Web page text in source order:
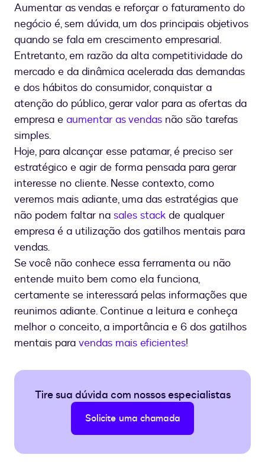
Aumentar as vendas e reforçar o faturamento do
negócio é, sem dúvida, um dos principais objetivos
quando se fala em crescimento empresarial.
Entretanto, em razão da alta competitividade do
mercado e da dinâmica acelerada das demandas
e dos hábitos do consumidor, conquistar a
atenção do público, gerar valor para as ofertas da
empresa e aumentar as vendas não são tarefas
simples.
Hoje, para alcançar esse patamar, é preciso ser
estratégico e agir de forma pensada para gerar
interesse no cliente. Nesse contexto, como
veremos mais adiante, uma das estratégias que
não podem faltar na sales stack de qualquer
empresa é a utilização dos gatilhos mentais para
vendas.
Se você não conhece essa ferramenta ou não
entende muito bem como ela funciona,
certamente se interessará pelas informações que
reunimos adiante. Continue a leitura e conheça
melhor o conceito, a importância e 6 dos gatilhos
mentais para vendas mais eficientes!
Tire sua dúvida com nossos especialistas
Solicite uma chamada